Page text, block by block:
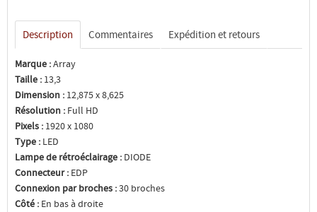
Description Commentaires Expédition et retours
Marque :Array
Taille : 13,3
Dimension : 12,875 x 8,625
Résolution : Full HD
Pixels : 1920 x 1080
Type : LED
Lampe de rétroéclairage : DIODE
Connecteur : EDP
Connexion par broches :30 broches
Côté : En bas à droite